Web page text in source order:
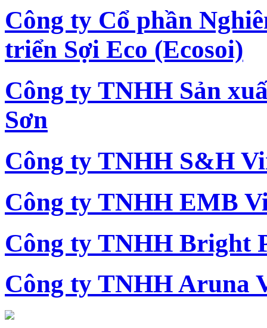
Công ty Cổ phần
triển Sợi Eco (Ecosoi)
Công ty TNHH Sản
Sơn
Công ty TNHH S&H
Công ty TNHH EMB
Công ty TNHH Bright
Công ty TNHH Aruna